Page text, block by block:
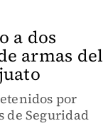
a dos
armas del
por
de Seguridad